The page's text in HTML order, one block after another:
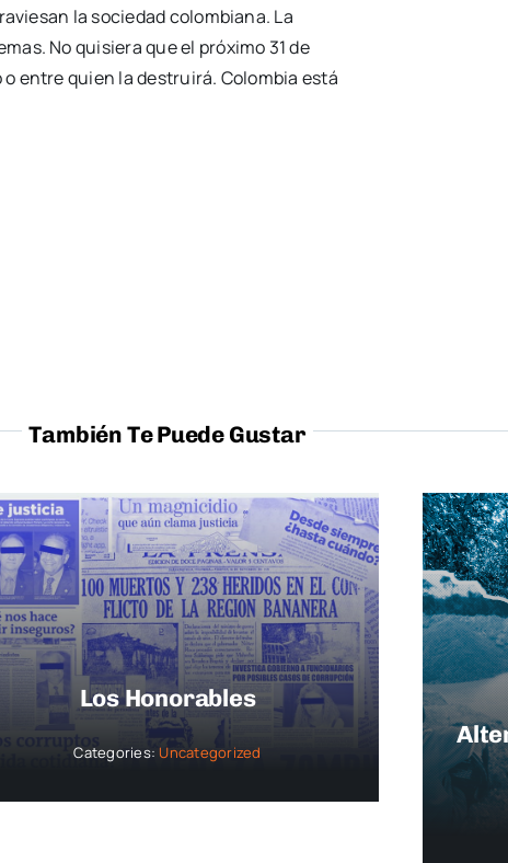
la sociedad colombiana. La
No quisiera que el próximo 31 de
entre quien la destruirá. Colombia está
También Te Puede Gustar
Los Honorables
Categories:Uncategorized